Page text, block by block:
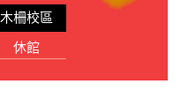
木柵校區
休館